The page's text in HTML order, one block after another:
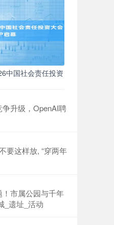
中国社会责任投资
升级，OpenAI聘
要这样放, “穿两年
市属公园与千年
_遗址_活动